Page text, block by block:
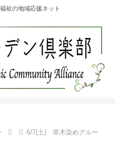
祉の地域応援ネット
6/7(土) 草木染めグルー